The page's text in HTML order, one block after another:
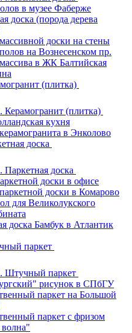
в музее Фаберже
доска (порода дерева
доски на стены
на Вознесенском пр.
в ЖК Балтийская
(плитка)
Керамогранит (плитка)
кухня
в Энколово
доска
доска
доски в офисе
доски в Комарово
для Великолукского
доска Бамбук в Атлантик
паркет
Штучный паркет
рисунок в СПбГУ
паркет на Большой
паркет с фризом